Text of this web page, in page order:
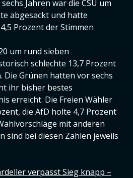
Jahren war die CSU um
abgesackt und hatte
Prozent der Stimmen
um rund sieben
schlechte 13,7 Prozent
Die Grünen hatten vor sechs
ihr bisher bestes
erreicht. Die Freien Wähler
die AfD holte 4,7 Prozent
mit anderen
sind bei diesen Zahlen jeweils
verpasst Sieg knapp –